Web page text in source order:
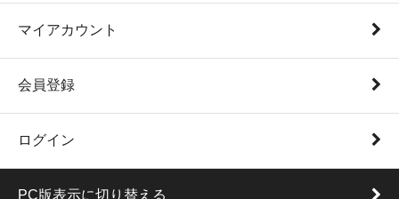
マイアカウント
会員登録
ログイン
PC版表示に切り替える